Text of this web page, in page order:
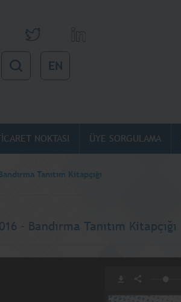
EN
NOKTASI ÜYE SORGULAMA
Tanıtım Kitapçığı
- Bandırma Tanıtım Kitapçığı